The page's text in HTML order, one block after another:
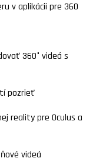
v aplikácii pre 360
360° videá s
pozrieť
reality pre Oculus a
videá